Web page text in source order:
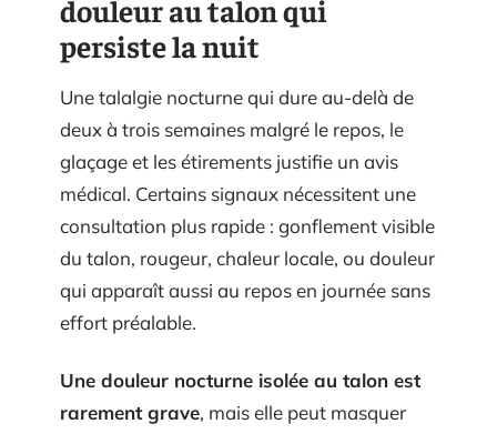
douleur au talon qui
persiste la nuit
Une talalgie nocturne qui dure au-delà de
deux à trois semaines malgré le repos, le
glaçage et les étirements justifie un avis
médical. Certains signaux nécessitent une
consultation plus rapide : gonflement visible
du talon, rougeur, chaleur locale, ou douleur
qui apparaît aussi au repos en journée sans
effort préalable.
Une douleur nocturne isolée au talon est
rarement grave, mais elle peut masquer